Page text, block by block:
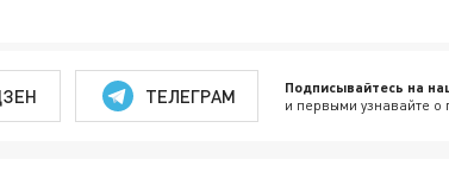
ТЕЛЕГРАМ Подписывайтесь на
и первыми узнавайте о